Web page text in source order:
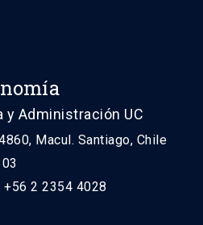
y Administración UC
Macul. Santiago, Chile
2 2354 4028